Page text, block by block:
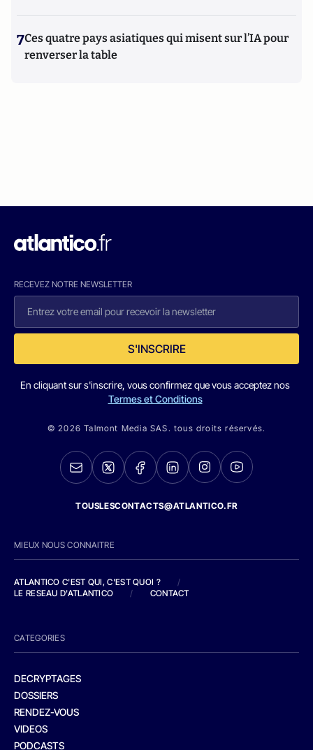
7Ces quatre pays asiatiques qui misent sur l’IA pour
renverser la table
RECEVEZ NOTRE NEWSLETTER
S'INSCRIRE
En cliquant sur s'inscrire, vous confirmez que vous acceptez nos
Termes et Conditions
© 2026 Talmont Media SAS. tous droits réservés.
TOUSLESCONTACTS@ATLANTICO.FR
MIEUX NOUS CONNAITRE
ATLANTICO C'EST QUI, C'EST QUOI ?
/
LE RESEAU D'ATLANTICO
/ CONTACT
CATEGORIES
DECRYPTAGES
DOSSIERS
RENDEZ-VOUS
VIDEOS
PODCASTS